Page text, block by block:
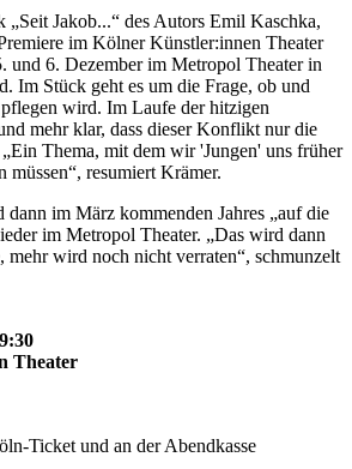
„Seit Jakob...“ des Autors Emil Kaschka,
im Kölner Künstler:innen Theater
und 6. Dezember im Metropol Theater in
Im Stück geht es um die Frage, ob und
wird. Im Laufe der hitzigen
mehr klar, dass dieser Konflikt nur die
Thema, mit dem wir 'Jungen' uns früher
müssen“, resumiert Krämer.
im März kommenden Jahres „auf die
im Metropol Theater. „Das wird dann
mehr wird noch nicht verraten“, schmunzelt
Theater
Ticket und an der Abendkasse